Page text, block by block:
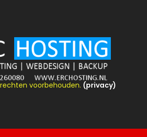
voorbehouden. (privacy)